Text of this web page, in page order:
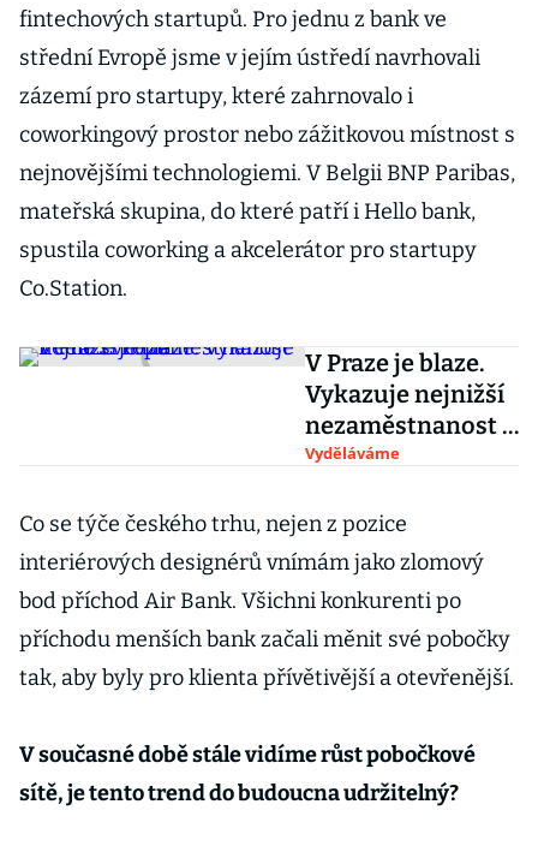
fintechových startupů. Pro jednu z bank ve
střední Evropě jsme v jejím ústředí navrhovali
zázemí pro startupy, které zahrnovalo i
coworkingový prostor nebo zážitkovou místnost s
nejnovějšími technologiemi. V Belgii BNP Paribas,
mateřská skupina, do které patří i Hello bank,
spustila coworking a akcelerátor pro startupy
Co.Station.
V Praze je blaze.
Vykazuje nejnižší
nezaměstnanost v
celé Evropě
Vyděláváme
Co se týče českého trhu, nejen z pozice
interiérových designérů vnímám jako zlomový
bod příchod Air Bank. Všichni konkurenti po
příchodu menších bank začali měnit své pobočky
tak, aby byly pro klienta přívětivější a otevřenější.
V současné době stále vidíme růst pobočkové
sítě, je tento trend do budoucna udržitelný?